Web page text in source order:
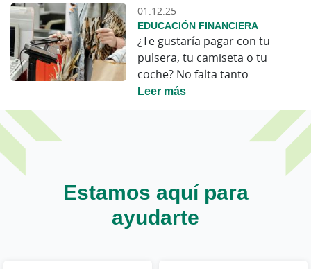
01.12.25
EDUCACIÓN FINANCIERA
¿Te gustaría pagar con tu
pulsera, tu camiseta o tu
coche? No falta tanto
Leer más
Estamos aquí para
ayudarte